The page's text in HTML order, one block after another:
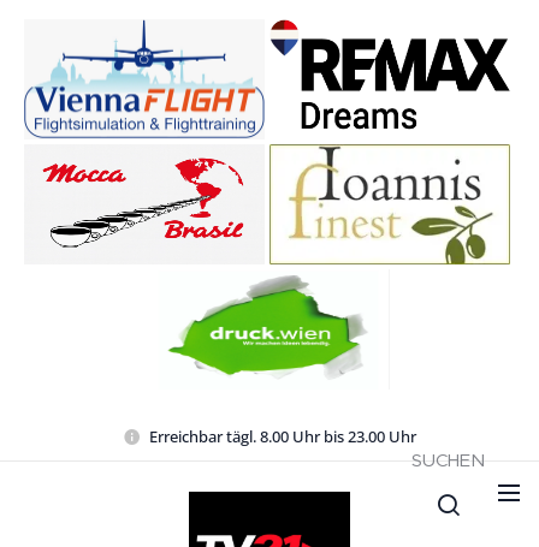
Erreichbar tägl. 8.00 Uhr bis 23.00 Uhr
SUCHEN